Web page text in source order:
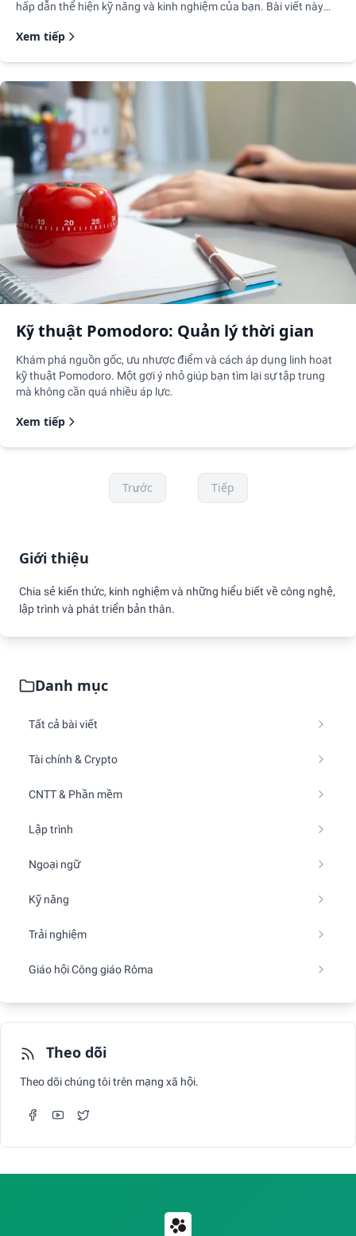
hấp dẫn thể hiện kỹ năng và kinh nghiệm của bạn. Bài viết này
sáng trong cuộc phỏng vấn sắp tới.
Xem tiếp
Kỹ thuật Pomodoro: Quản lý thời gian
Khám phá nguồn gốc, ưu nhược điểm và cách áp dụng linh hoạt
kỹ thuật Pomodoro. Một gợi ý nhỏ giúp bạn tìm lại sự tập trung
mà không cần quá nhiều áp lực.
Xem tiếp
Trước Tiếp
Giới thiệu
Chia sẻ kiến thức, kinh nghiệm và những hiểu biết về công nghệ,
lập trình và phát triển bản thân.
Danh mục
Tất cả bài viết
Tài chính & Crypto
CNTT & Phần mềm
Lập trình
Ngoại ngữ
Kỹ năng
Trải nghiệm
Giáo hội Công giáo Rôma
Theo dõi
Theo dõi chúng tôi trên mạng xã hội.